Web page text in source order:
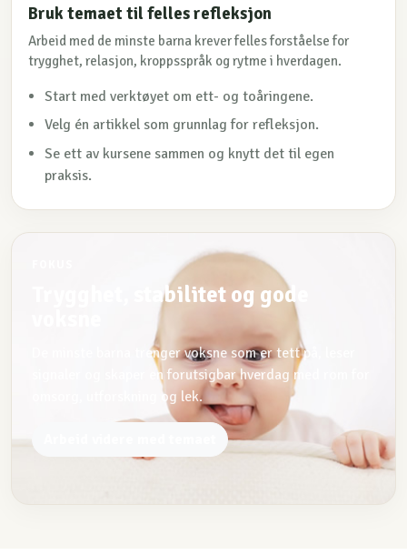
Bruk temaet til felles refleksjon
Arbeid med de minste barna krever felles forståelse for
trygghet, relasjon, kroppsspråk og rytme i hverdagen.
Start med verktøyet om ett- og toåringene.
Velg én artikkel som grunnlag for refleksjon.
Se ett av kursene sammen og knytt det til egen
praksis.
Trygghet, stabilitet og gode
De minste barna trenger voksne som er tett på, leser
signaler og skaper en forutsigbar hverdag med rom for
omsorg, utforskning og lek.